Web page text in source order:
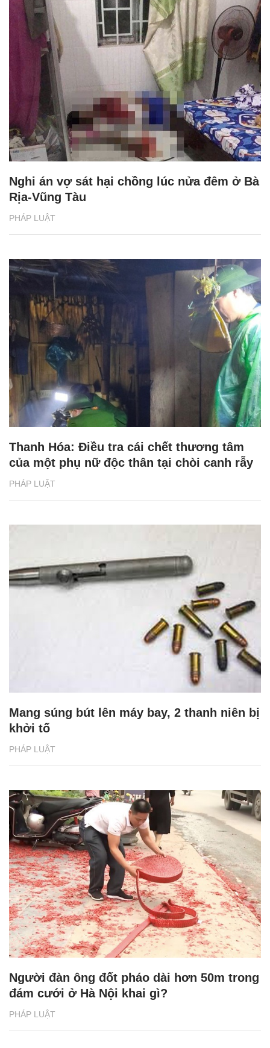
PHÁP LUẬT
Nghi án vợ sát hại chồng lúc nửa đêm ở Bà
Rịa-Vũng Tàu
PHÁP LUẬT
Thanh Hóa: Điều tra cái chết thương tâm
của một phụ nữ độc thân tại chòi canh rẫy
PHÁP LUẬT
Mang súng bút lên máy bay, 2 thanh niên bị
khởi tố
PHÁP LUẬT
Người đàn ông đốt pháo dài hơn 50m trong
đám cưới ở Hà Nội khai gì?